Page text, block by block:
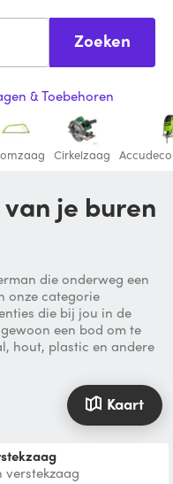
Zoeken
& Toebehoren
Cirkelzaag
die onderweg een
onze categorie
die bij jou in de
een bod om te
hout, plastic en andere
Kaart
verstekzaag